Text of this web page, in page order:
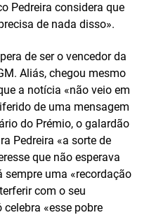
Pedreira considera que
de nada disso».
de ser o vencedor da
Aliás, chegou mesmo
a notícia «não veio em
de uma mensagem
do Prémio, o galardão
Pedreira «a sorte de
que não esperava
sempre uma «recordação
com o seu
«esse pobre